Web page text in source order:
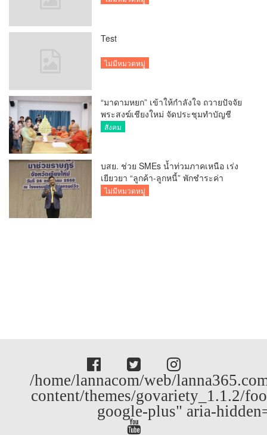
Test
ไม่มีหมวดหมู่
“มาดามหยก” เข้าให้กำลังใจ ถวายปัจจัย
พระสงฆ์เชียงใหม่ จัดประชุมทำบัญชี
รายรับรายจ่ายของวัด กว่า 300 รูป ที่วัด
สังคม
บสย. ช่วย SMEs น้ำท่วมภาคเหนือ เร่ง
เยียวยา “ลูกค้า-ลูกหนี้” พักชำระค่า
ธรรมเนียม-ค่างวด
ไม่มีหมวดหมู่
/home/lannacom/web/
content/themes/govariety_1.1.2/
google-plus" aria-